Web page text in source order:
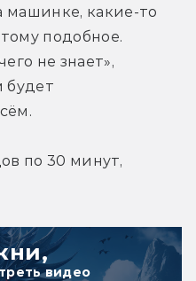
машинке, какие-то
подобное.
не знает»,
будет
по 30 минут,
видео